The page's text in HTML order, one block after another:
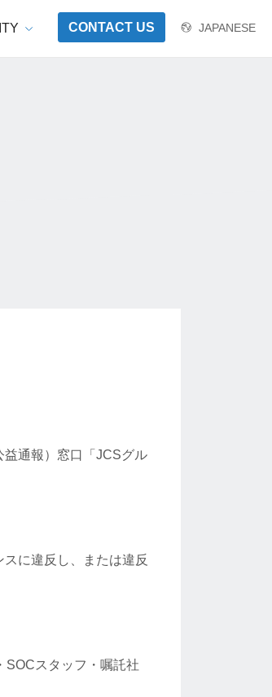
CONTACT US JAPANESE
益通報）窓口「JCSグル
に違反し、または違反
SOCスタッフ・嘱託社